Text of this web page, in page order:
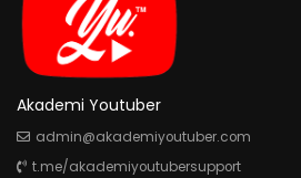
Akademi Youtuber
admin@akademiyoutuber.com
t.me/akademiyoutubersupport